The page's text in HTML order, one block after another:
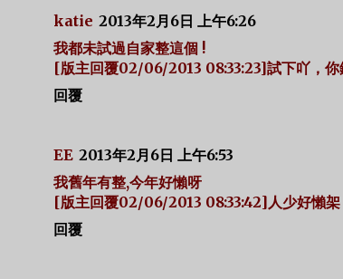
katie 2013年2月6日 上午6:26
我都未試過自家整這個 !
[版主回覆02/06/2013 08:33:23]試下吖，你
回覆
EE 2013年2月6日 上午6:53
我舊年有整,今年好懶呀
[版主回覆02/06/2013 08:33:42]人少好懶架
回覆